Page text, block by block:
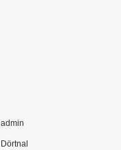
admin
Dörtnal